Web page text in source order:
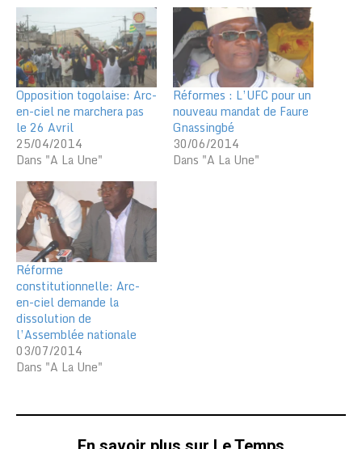
Opposition togolaise: Arc-
en-ciel ne marchera pas
le 26 Avril
25/04/2014
Dans "A La Une"
Réformes : L’UFC pour un
nouveau mandat de Faure
Gnassingbé
30/06/2014
Dans "A La Une"
Réforme
constitutionnelle: Arc-
en-ciel demande la
dissolution de
l’Assemblée nationale
03/07/2014
Dans "A La Une"